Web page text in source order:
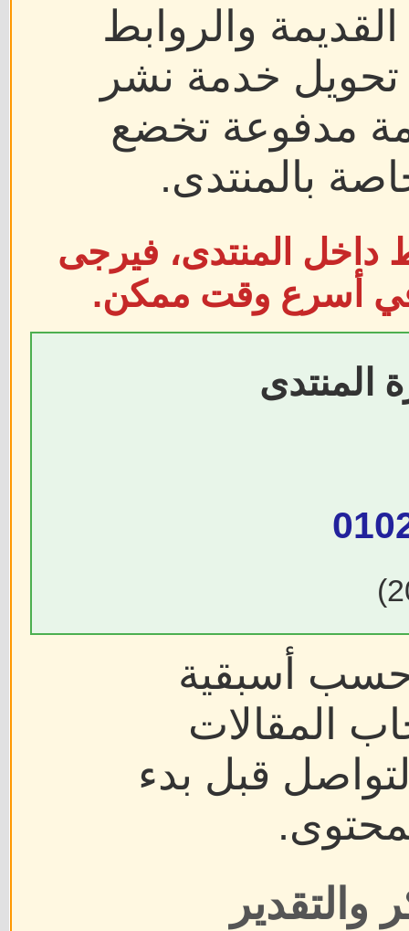
والروابط
تحويل خدمة نشر
مدفوعة تخضع
بالمنتدى.
داخل المنتدى، فيرجى
في أسرع وقت ممكن.
المنتدى
حسب أسبقية
المقالات
قبل بدء